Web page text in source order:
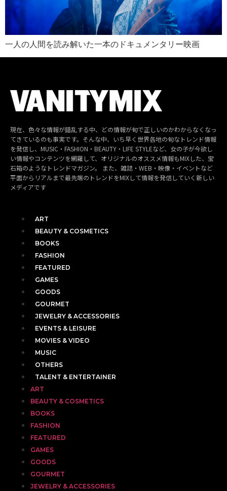
一人の人間を読み解いた一本のドキュメンタリー映画
現在、色々な情報が錯乱する中、どの情報が旬で正しいのかわからなくなっ
てきているのも事実です。そんな中、いち早く世界各地の旬なトレンド情報
を発信し、MUSIC・FASHION・BEAUTY・LIFE STYLEなど、女の子が今欲し
い情報やコンテンツを網羅して、オリジナルのオススメ情報もMIXした、宝
石箱のようなトレンドマガジン。 また、雑誌・WEB・映像・イベントなど
平面からリアルまで最先端のトレンドをMIXして情報を発信していく新しい
メディアです
ART
BEAUTY & COSMETICS
BOOKS
FASHION
FEATURED
GAMES
GOODS
GOURMET
JEWELRY & ACCESSORIES
EVENTS & LEISURE
MOVIES & VIDEO
MUSIC
OTHERS
TALENT & ENTERTAINER
ART
BEAUTY & COSMETICS
BOOKS
FASHION
FEATURED
GAMES
GOODS
GOURMET
JEWELRY & ACCESSORIES